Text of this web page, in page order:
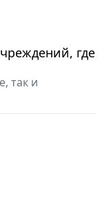
где
так и